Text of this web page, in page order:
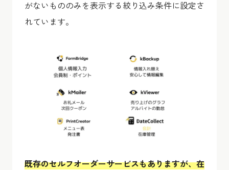
がないもののみを表示する絞り込み条件に設定さ
れています。
既存のセルフオーダーサービスもありますが、在